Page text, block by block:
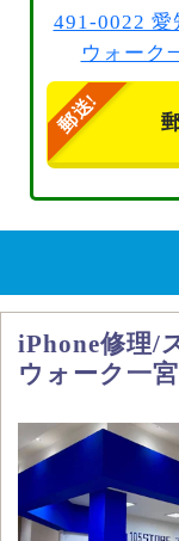
491-0022 愛
ウォーク
iPhone修理/
ウォーク一